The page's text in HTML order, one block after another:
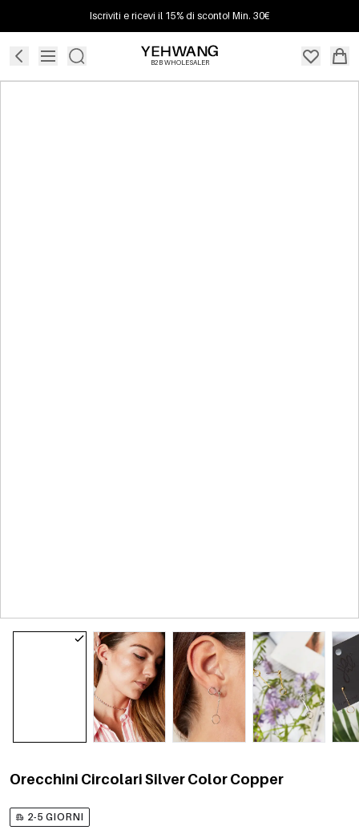
Iscriviti e ricevi il 15% di sconto! Min. 30€
B2B WHOLESALER
Orecchini Circolari Silver Color Copper
2-5 GIORNI